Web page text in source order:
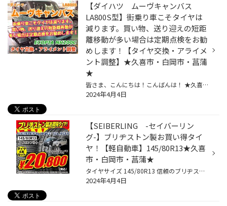
【ダイハツ ムーヴキャンバス
LA800S型】街乗り車こそタイヤは
減ります。買い物、送り迎えの短距
離移動が多い場合は定期点検をお勧
めします！【タイヤ交換・アライメ
ント調整】★久喜市・白岡市・菖蒲
★
皆さま、こんにちは！こんばんは！ ★久喜警察と久喜インターの間にあるタイヤ館久喜です★ いつも当店WEBをご覧いただきありがとうございます！ ーーーーーーーーーーーーーーーーーーーーーーーーーーーーーーーーーーーーーーーーーー お客様のお車【 ダイハツ：ムーヴキャンバス 】にて タイヤ交...
2024年4月4日
【SEIBERLING -セイバーリン
グ-】ブリヂストン製お買い得タイ
ヤ！【軽自動車】145/80R13★久喜
市・白岡市・菖蒲★
タイヤサイズ 145/80R13 信頼のブリヂストン製のお買い得タイヤあります。 ＊お取り寄せとなる場合がございます。 他にも… 新しいタイヤの買い方です! 急な出費！ 高額な出費にお困りのお客様！ サブスク(月額定額)で購入できます！ ラインナップも色々！ 詳しくはこちらから→★Mobox★ ーーーーーー...
2024年4月4日